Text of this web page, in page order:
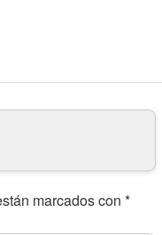
marcados con *